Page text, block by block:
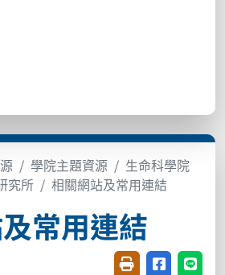
學院主題資源
生命科學院
究所
相關網站及常用連結
常用連結
友善列印(開新視
分享至臉書
分享